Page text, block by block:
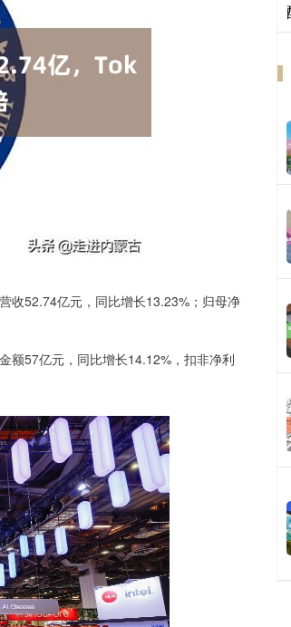
收52.74亿元，同比增长13.23%；归母净
额57亿元，同比增长14.12%，扣非净利